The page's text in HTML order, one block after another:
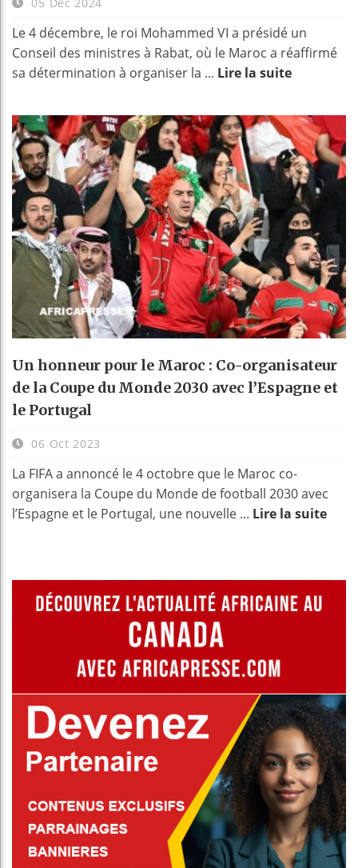
Le 4 décembre, le roi Mohammed VI a présidé un
Conseil des ministres à Rabat, où le Maroc a réaffirmé
sa détermination à organiser la ... Lire la suite
Un honneur pour le Maroc : Co-organisateur
de la Coupe du Monde 2030 avec l’Espagne et
le Portugal
06 Oct 2023
La FIFA a annoncé le 4 octobre que le Maroc co-
organisera la Coupe du Monde de football 2030 avec
l’Espagne et le Portugal, une nouvelle ... Lire la suite